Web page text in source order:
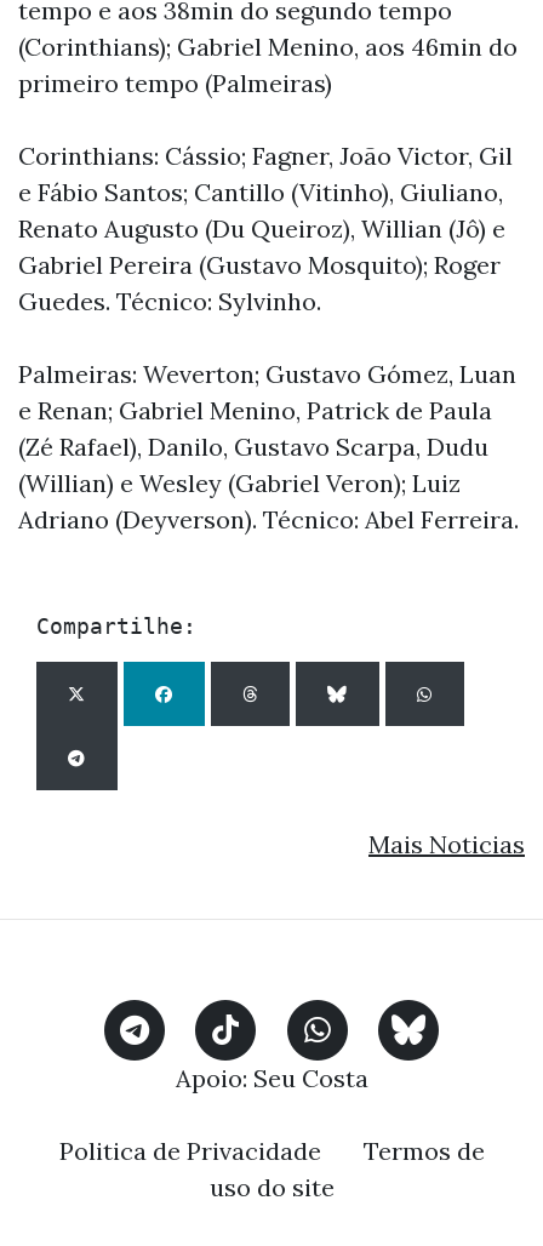
tempo e aos 38min do segundo tempo
(Corinthians); Gabriel Menino, aos 46min do
primeiro tempo (Palmeiras)
Corinthians: Cássio; Fagner, João Victor, Gil
e Fábio Santos; Cantillo (Vitinho), Giuliano,
Renato Augusto (Du Queiroz), Willian (Jô) e
Gabriel Pereira (Gustavo Mosquito); Roger
Guedes. Técnico: Sylvinho.
Palmeiras: Weverton; Gustavo Gómez, Luan
e Renan; Gabriel Menino, Patrick de Paula
(Zé Rafael), Danilo, Gustavo Scarpa, Dudu
(Willian) e Wesley (Gabriel Veron); Luiz
Adriano (Deyverson). Técnico: Abel Ferreira.
Compartilhe:
Mais Noticias
Apoio: Seu Costa
Politica de Privacidade
Termos de
uso do site